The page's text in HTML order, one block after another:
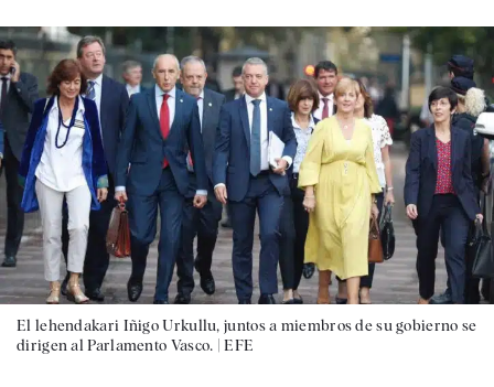
El lehendakari Iñigo Urkullu, juntos a miembros de su gobierno se
dirigen al Parlamento Vasco. |EFE